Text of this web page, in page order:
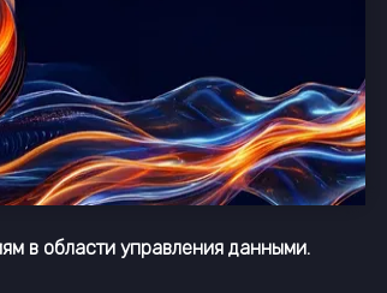
в области управления данными.